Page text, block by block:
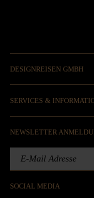
DESIGNREISEN GMBH
SERVICES &
SOCIAL MEDIA
NEWSLETTER